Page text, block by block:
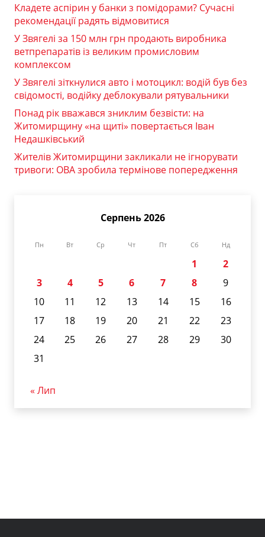
Кладете аспірин у банки з помідорами? Сучасні
рекомендації радять відмовитися
У Звягелі за 150 млн грн продають виробника
ветпрепаратів із великим промисловим
комплексом
У Звягелі зіткнулися авто і мотоцикл: водій був без
свідомості, водійку деблокували рятувальники
Понад рік вважався зниклим безвісти: на
Житомирщину «на щиті» повертається Іван
Недашківський
Жителів Житомирщини закликали не ігнорувати
тривоги: ОВА зробила термінове попередження
Серпень 2026
Пн Вт Ср Чт Пт Сб Нд
1
2
3
4 5 6 7 8
9
10
11 12 13 14 15
16
17
18 19 20 21 22
23
24
25 26 27 28 29
30
31
« Лип